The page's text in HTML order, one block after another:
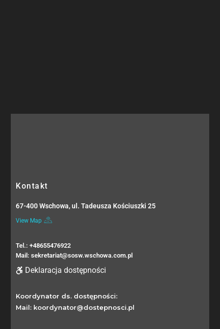
Kontakt
67-400 Wschowa, ul. Tadeusza Kościuszki 25
View Map
Tel.: +48655476922
Mail: sekretariat@sosw.wschowa.com.pl
Deklaracja dostępności
Koordynator ds. dostępności:
Mail: koordynator@dostepnosci.pl